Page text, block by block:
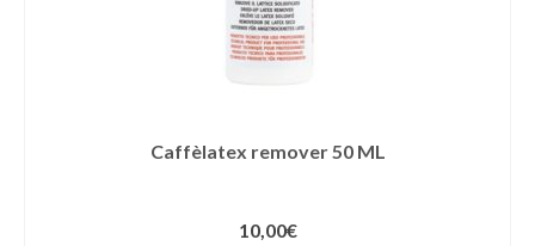
Caffèlatex remover 50 ML
10,00€